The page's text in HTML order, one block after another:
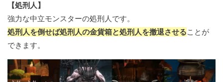
【処刑人】
強力な中立モンスターの処刑人です。
処刑人を倒せば処刑人の金貨箱と処刑人を撤退させることが
できます。